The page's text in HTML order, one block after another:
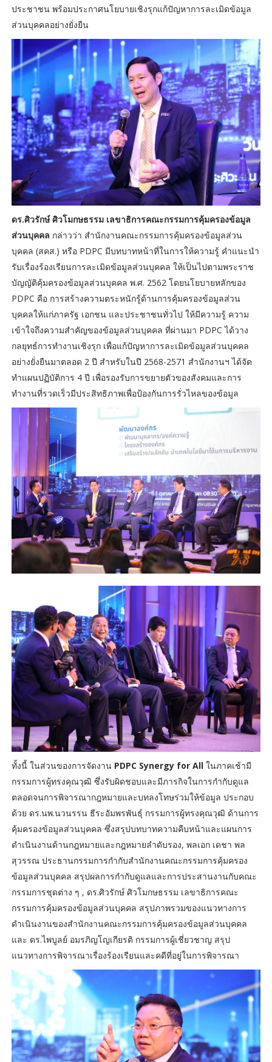
ประชาชน พร้อมประกาศนโยบายเชิงรุกแก้ปัญหาการละเมิดข้อมูล
ส่วนบุคคลอย่างยั่งยืน
ดร.ศิวรักษ์ ศิวโมกษธรรม เลขาธิการคณะกรรมการคุ้มครองข้อมูล
ส่วนบุคคล กล่าวว่า สำนักงานคณะกรรมการคุ้มครองข้อมูลส่วน
บุคคล (สคส.) หรือ PDPC มีบทบาทหน้าที่ในการให้ความรู้ คำแนะนำ
รับเรื่องร้องเรียนการละเมิดข้อมูลส่วนบุคคล ให้เป็นไปตามพระราช
บัญญัติคุ้มครองข้อมูลส่วนบุคคล พ.ศ. 2562 โดยนโยบายหลักของ
PDPC คือ การสร้างความตระหนักรู้ด้านการคุ้มครองข้อมูลส่วน
บุคคลให้แก่ภาครัฐ เอกชน และประชาชนทั่วไป ให้มีความรู้ ความ
เข้าใจถึงความสำคัญของข้อมูลส่วนบุคคล ที่ผ่านมา PDPC ได้วาง
กลยุทธ์การทำงานเชิงรุก เพื่อแก้ปัญหาการละเมิดข้อมูลส่วนบุคคล
อย่างยั่งยืนมาตลอด 2 ปี สำหรับในปี 2568-2571 สำนักงานฯ ได้จัด
ทำแผนปฏิบัติการ 4 ปี เพื่อรองรับการขยายตัวของสังคมและการ
ทำงานที่รวดเร็วมีประสิทธิภาพเพื่อป้องกันการรั่วไหลของข้อมูล
ทั้งนี้ ในส่วนของการจัดงาน PDPC Synergy for Allในภาคเช้ามี
กรรมการผู้ทรงคุณวุฒิ ซึ่งรับผิดชอบและมีภารกิจในการกำกับดูแล
ตลอดจนการพิจารณากฎหมายและบทลงโทษร่วมให้ข้อมูล ประกอบ
ด้วย ดร.นพ.นวนรรน ธีระอัมพรพันธุ์ กรรมการผู้ทรงคุณวุฒิ ด้านการ
คุ้มครองข้อมูลส่วนบุคคล ซึ่งสรุปบทบาทความคืบหน้าและแผนการ
ดำเนินงานด้านกฎหมายและกฎหมายลำดับรอง, พลเอก เดชา พล
สุวรรณ ประธานกรรมการกำกับสำนักงานคณะกรรมการคุ้มครอง
ข้อมูลส่วนบุคคล สรุปผลการกำกับดูแลและการประสานงานกับคณะ
กรรมการชุดต่าง ๆ , ดร.ศิวรักษ์ ศิวโมกษธรรม เลขาธิการคณะ
กรรมการคุ้มครองข้อมูลส่วนบุคคล สรุปภาพรวมของแนวทางการ
ดำเนินงานของสำนักงานคณะกรรมการคุ้มครองข้อมูลส่วนบุคคล
และ ดร.ไพบูลย์ อมรภิญโญเกียรติ กรรมการผู้เชี่ยวชาญ สรุป
แนวทางการพิจารณาเรื่องร้องเรียนและคดีที่อยู่ในการพิจารณา